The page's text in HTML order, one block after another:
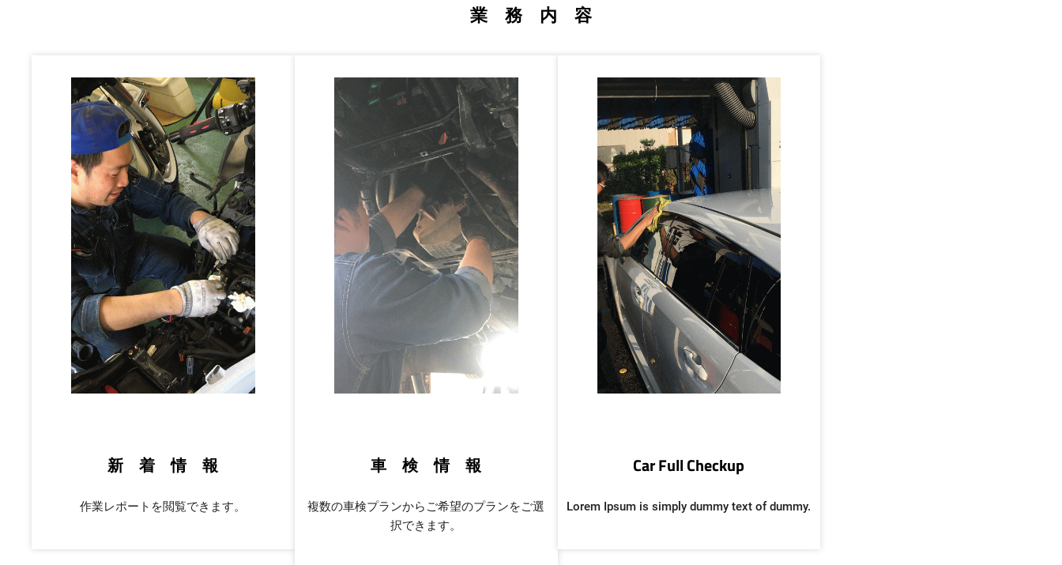
業 務 内 容
新 着 情 報
作業レポートを閲覧できます。
車 検 情 報
複数の車検プランからご希望のプランをご選
択できます。
Car Full Checkup
Lorem Ipsum is simply dummy text of dummy.